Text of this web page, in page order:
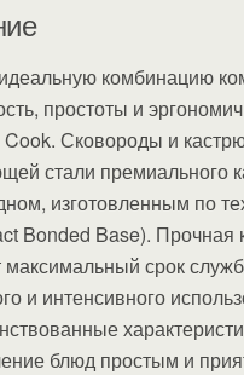
комбинацию
простоты и
Cook. Сковороды и
стали премиального
изготовленным по
Bonded Base). Прочная
максимальный срок
и интенсивного
блюд простым и